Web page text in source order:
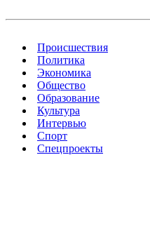
Происшествия
Политика
Экономика
Общество
Образование
Культура
Интервью
Спорт
Спецпроекты